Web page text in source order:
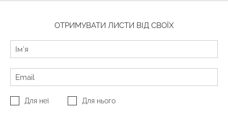
ОТРИМУВАТИ ЛИСТИ ВІД СВОЇХ
Для неї Для нього